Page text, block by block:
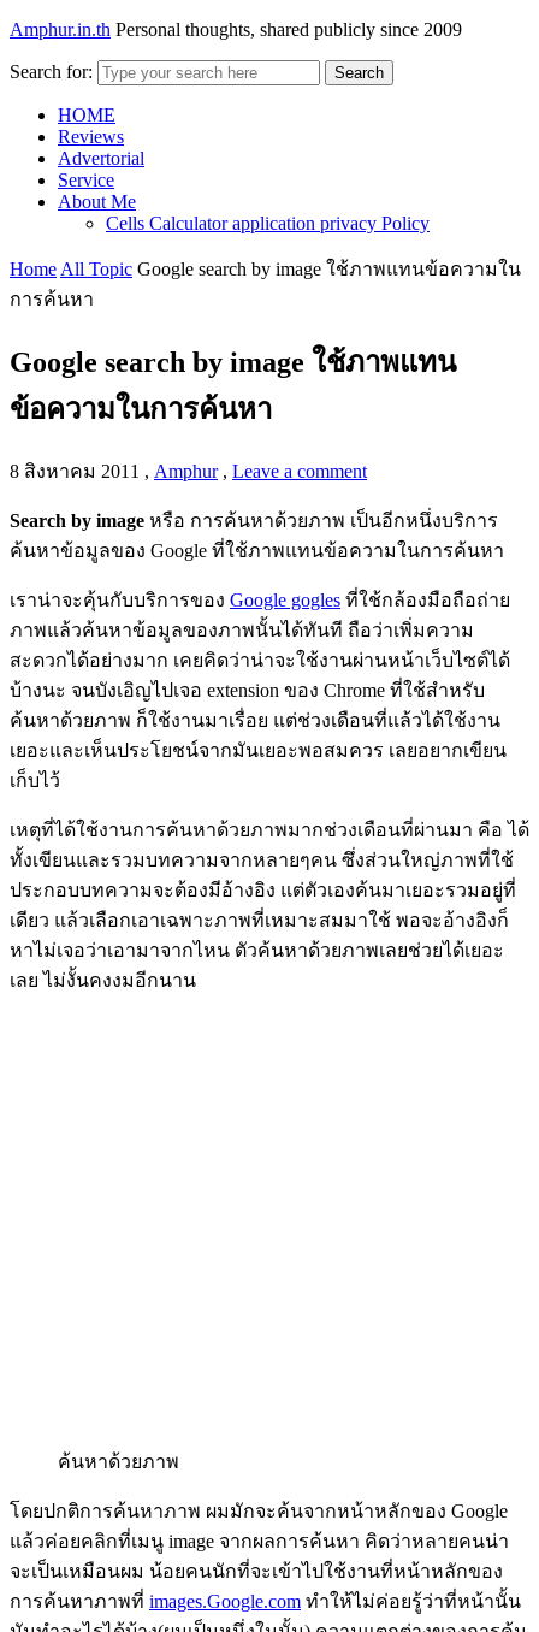
Amphur.in.th Personal thoughts, shared publicly since 2009
Search for: Search
HOME
Reviews
Advertorial
Service
About Me
Cells Calculator application privacy Policy
Home All Topic Google search by image ใช้ภาพแทนข้อความใน
การค้นหา
Google search by image ใช้ภาพแทน
ข้อความในการค้นหา
8 สิงหาคม 2011 , Amphur, Leave a comment
Search by image หรือ การค้นหาด้วยภาพ เป็นอีกหนึ่งบริการ
ค้นหาข้อมูลของ Google ที่ใช้ภาพแทนข้อความในการค้นหา
เราน่าจะคุ้นกับบริการของ Google gogles ที่ใช้กล้องมือถือถ่าย
ภาพแล้วค้นหาข้อมูลของภาพนั้นได้ทันที ถือว่าเพิ่มความ
สะดวกได้อย่างมาก เคยคิดว่าน่าจะใช้งานผ่านหน้าเว็บไซต์ได้
บ้างนะ จนบังเอิญไปเจอ extension ของ Chrome ที่ใช้สำหรับ
ค้นหาด้วยภาพ ก็ใช้งานมาเรื่อย แต่ช่วงเดือนที่แล้วได้ใช้งาน
เยอะและเห็นประโยชน์จากมันเยอะพอสมควร เลยอยากเขียน
เก็บไว้
เหตุที่ได้ใช้งานการค้นหาด้วยภาพมากช่วงเดือนที่ผ่านมา คือ ได้
ทั้งเขียนและรวมบทความจากหลายๆคน ซึ่งส่วนใหญ่ภาพที่ใช้
ประกอบบทความจะต้องมีอ้างอิง แต่ตัวเองค้นมาเยอะรวมอยู่ที่
เดียว แล้วเลือกเอาเฉพาะภาพที่เหมาะสมมาใช้ พอจะอ้างอิงก็
หาไม่เจอว่าเอามาจากไหน ตัวค้นหาด้วยภาพเลยช่วยได้เยอะ
เลย ไม่งั้นคงงมอีกนาน
ค้นหาด้วยภาพ
โดยปกติการค้นหาภาพ ผมมักจะค้นจากหน้าหลักของ Google
แล้วค่อยคลิกที่เมนู image จากผลการค้นหา คิดว่าหลายคนน่า
จะเป็นเหมือนผม น้อยคนนักที่จะเข้าไปใช้งานที่หน้าหลักของ
การค้นหาภาพที่ images.Google.com ทำให้ไม่ค่อยรู้ว่าที่หน้านั้น